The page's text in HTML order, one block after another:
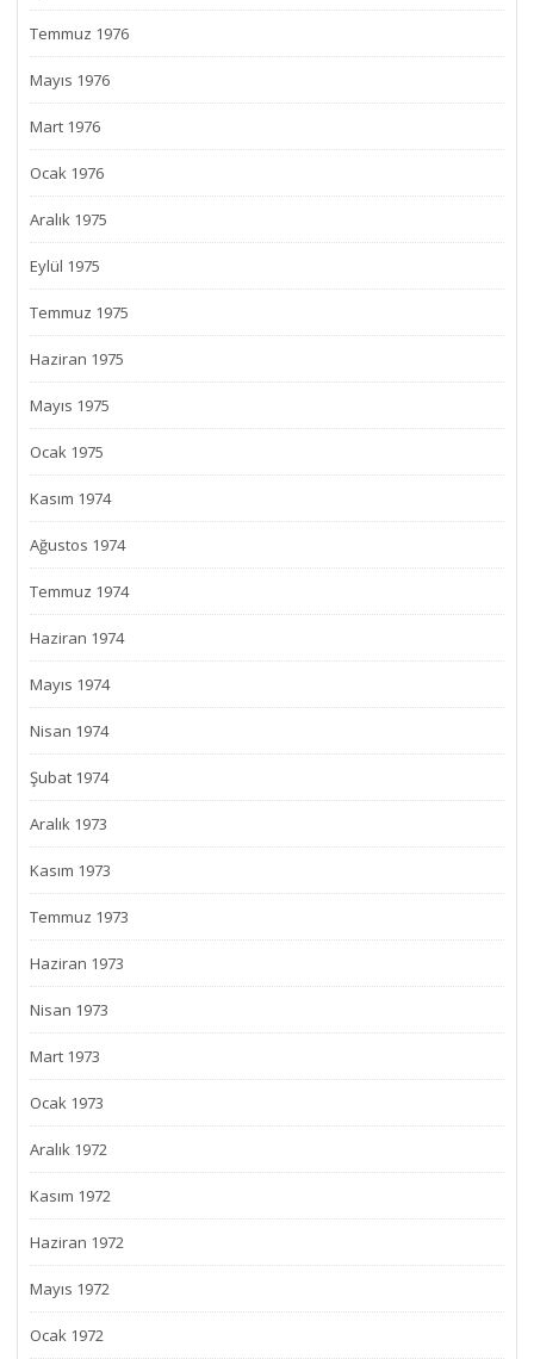
Temmuz 1976
Mayıs 1976
Mart 1976
Ocak 1976
Aralık 1975
Eylül 1975
Temmuz 1975
Haziran 1975
Mayıs 1975
Ocak 1975
Kasım 1974
Ağustos 1974
Temmuz 1974
Haziran 1974
Mayıs 1974
Nisan 1974
Şubat 1974
Aralık 1973
Kasım 1973
Temmuz 1973
Haziran 1973
Nisan 1973
Mart 1973
Ocak 1973
Aralık 1972
Kasım 1972
Haziran 1972
Mayıs 1972
Ocak 1972